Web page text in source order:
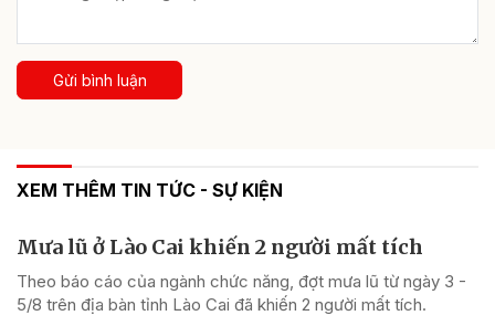
Gửi bình luận
XEM THÊM TIN TỨC - SỰ KIỆN
Mưa lũ ở Lào Cai khiến 2 người mất tích
Theo báo cáo của ngành chức năng, đợt mưa lũ từ ngày 3 -
5/8 trên địa bàn tỉnh Lào Cai đã khiến 2 người mất tích.